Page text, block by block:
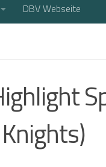
DBV Webseite